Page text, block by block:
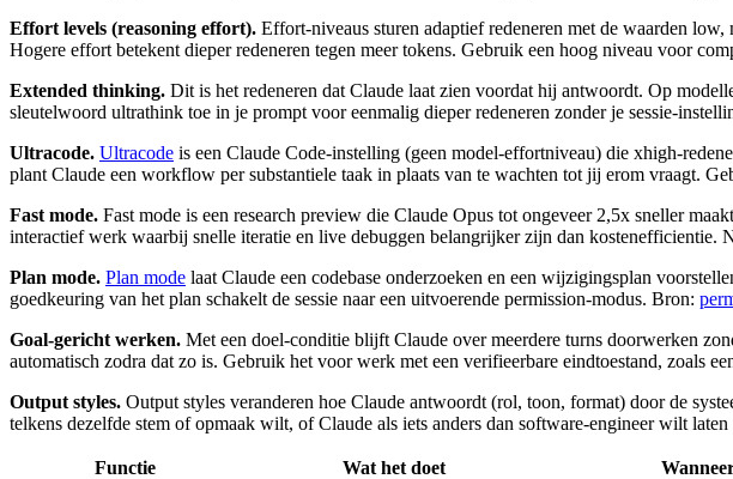
Effort levels (reasoning effort). Effort-niveaus sturen adaptief redeneren met de waarden
Hogere effort betekent dieper redeneren tegen meer tokens. Gebruik een hoog niveau voor
Extended thinking. Dit is het redeneren dat Claude laat zien voordat hij antwoordt. Op
sleutelwoord ultrathink toe in je prompt voor eenmalig dieper redeneren zonder je sessie-
Ultracode. Ultracode is een Claude Code-instelling (geen model-effortniveau) die xhigh-
plant Claude een workflow per substantiele taak in plaats van te wachten tot jij erom vraagt.
Fast mode. Fast mode is een research preview die Claude Opus tot ongeveer 2,5x sneller
interactief werk waarbij snelle iteratie en live debuggen belangrijker zijn dan kostenefficientie.
Plan mode. Plan mode laat Claude een codebase onderzoeken en een wijzigingsplan
goedkeuring van het plan schakelt de sessie naar een uitvoerende permission-modus. Bron:
Goal-gericht werken. Met een doel-conditie blijft Claude over meerdere turns doorwerken
automatisch zodra dat zo is. Gebruik het voor werk met een verifieerbare eindtoestand, zoals
Output styles. Output styles veranderen hoe Claude antwoordt (rol, toon, format) door de
telkens dezelfde stem of opmaak wilt, of Claude als iets anders dan software-engineer wilt
Functie Wat het doet